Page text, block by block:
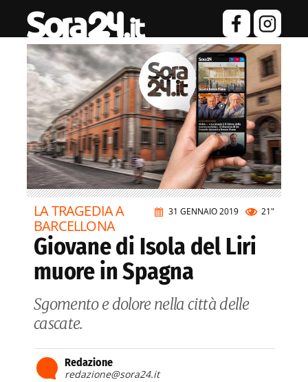
31 GENNAIO 2019 21"
LA TRAGEDIA A
BARCELLONA
Giovane di Isola del Liri
muore in Spagna
Sgomento e dolore nella città delle
cascate.
Redazione
redazione@sora24.it